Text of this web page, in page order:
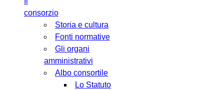
consorzio
Storia e cultura
Fonti normative
Gli organi
amministrativi
Albo consortile
Lo Statuto